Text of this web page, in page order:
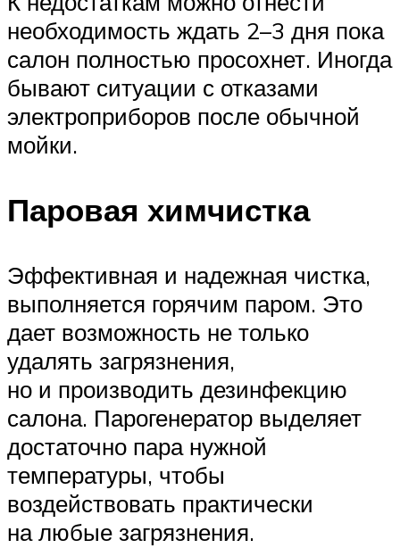
необходимость ждать 2–3 дня пока
салон полностью просохнет. Иногда
бывают ситуации с отказами
электроприборов после обычной
мойки.
Паровая химчистка
Эффективная и надежная чистка,
выполняется горячим паром. Это
дает возможность не только
удалять загрязнения,
но и производить дезинфекцию
салона. Парогенератор выделяет
достаточно пара нужной
температуры, чтобы
воздействовать практически
на любые загрязнения.